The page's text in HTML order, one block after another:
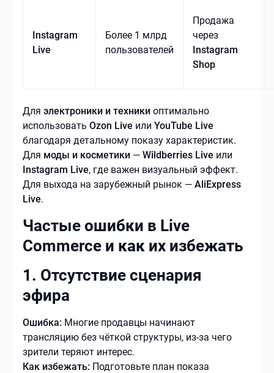
Instagram
Live
Более 1 млрд
пользователей
Продажа
через
Instagram
Shop
Дляэлектроники и техники оптимально
использоватьOzon Live илиYouTube Live
благодаря детальному показу характеристик.
Для моды и косметики —Wildberries Live или
Instagram Live, где важен визуальный эффект.
Для выхода на зарубежный рынок —AliExpress
Live.
Частые ошибки в Live
Commerce и как их избежать
1. Отсутствие сценария
эфира
Ошибка: Многие продавцы начинают
трансляцию без чёткой структуры, из-за чего
зрители теряют интерес.
Как избежать: Подготовьте план показа